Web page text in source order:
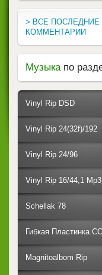
> ВСЕ ПОСЛЕДНИЕ
КОММЕНТАРИИ
Музыка по
Vinyl Rip DSD
Vinyl Rip 24(32f)/192
Vinyl Rip 24/96
Vinyl Rip 16/44,1 Mp3
Schellak 78
Гибкая Пластинка
Magnitoalbom Rip